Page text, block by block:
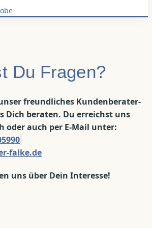
Du Fragen?
freundliches Kundenberater-
Dich beraten. Du erreichst uns
oder auch per E-Mail unter:
falke.de
uns über Dein Interesse!